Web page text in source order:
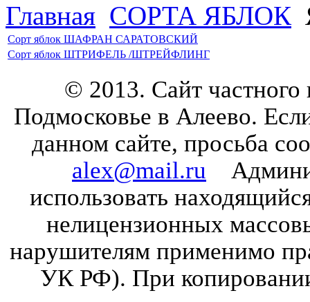
Главная CОРТА ЯБЛОК
Сорт яблок ШАФРАН САРАТОВСКИЙ
Сорт яблок ШТРИФЕЛЬ /ШТРЕЙФЛИНГ
© 2013. Сайт частного
Подмосковье в Алеево.
данном сайте, просьба
alex@mail.ru
использовать
нелицензионных
нарушителям применимо
УК РФ). При копировании